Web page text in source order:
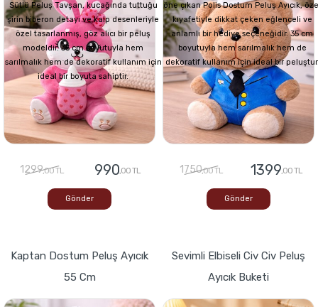
Sütlü Peluş Tavşan, kucağında tuttuğu
şirin biberon detayı ve kalp desenleriyle
özel tasarlanmış, göz alıcı bir peluş
modeldir. 35 cm boyutuyla hem
sarılmalık hem de dekoratif kullanım için
ideal bir boyuta sahiptir.
1299,00 TL 990,00 TL
Gönder
öne çıkan Polis Dostum Peluş Ayıcık,
kıyafetiyle dikkat çeken eğlenceli ve
anlamlı bir hediye seçeneğidir. 35 cm
boyutuyla hem sarılmalık hem de
dekoratif kullanım için ideal bir
1750,00 TL 1399,00 TL
Gönder
Kaptan Dostum Peluş Ayıcık
55 Cm
Sevimli Elbiseli Civ Civ Peluş
Ayıcık Buketi